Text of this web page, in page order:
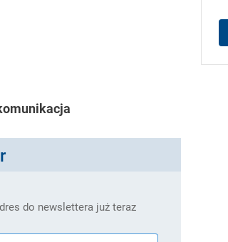
do newslettera już teraz